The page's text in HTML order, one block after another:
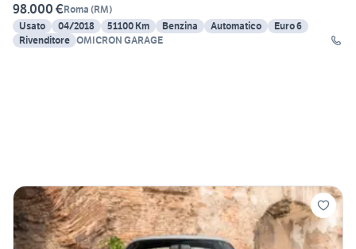
98.000 €Roma (RM)
Usato
04/2018 51100 Km Benzina Automatico
Euro 6
Rivenditore OMICRON GARAGE